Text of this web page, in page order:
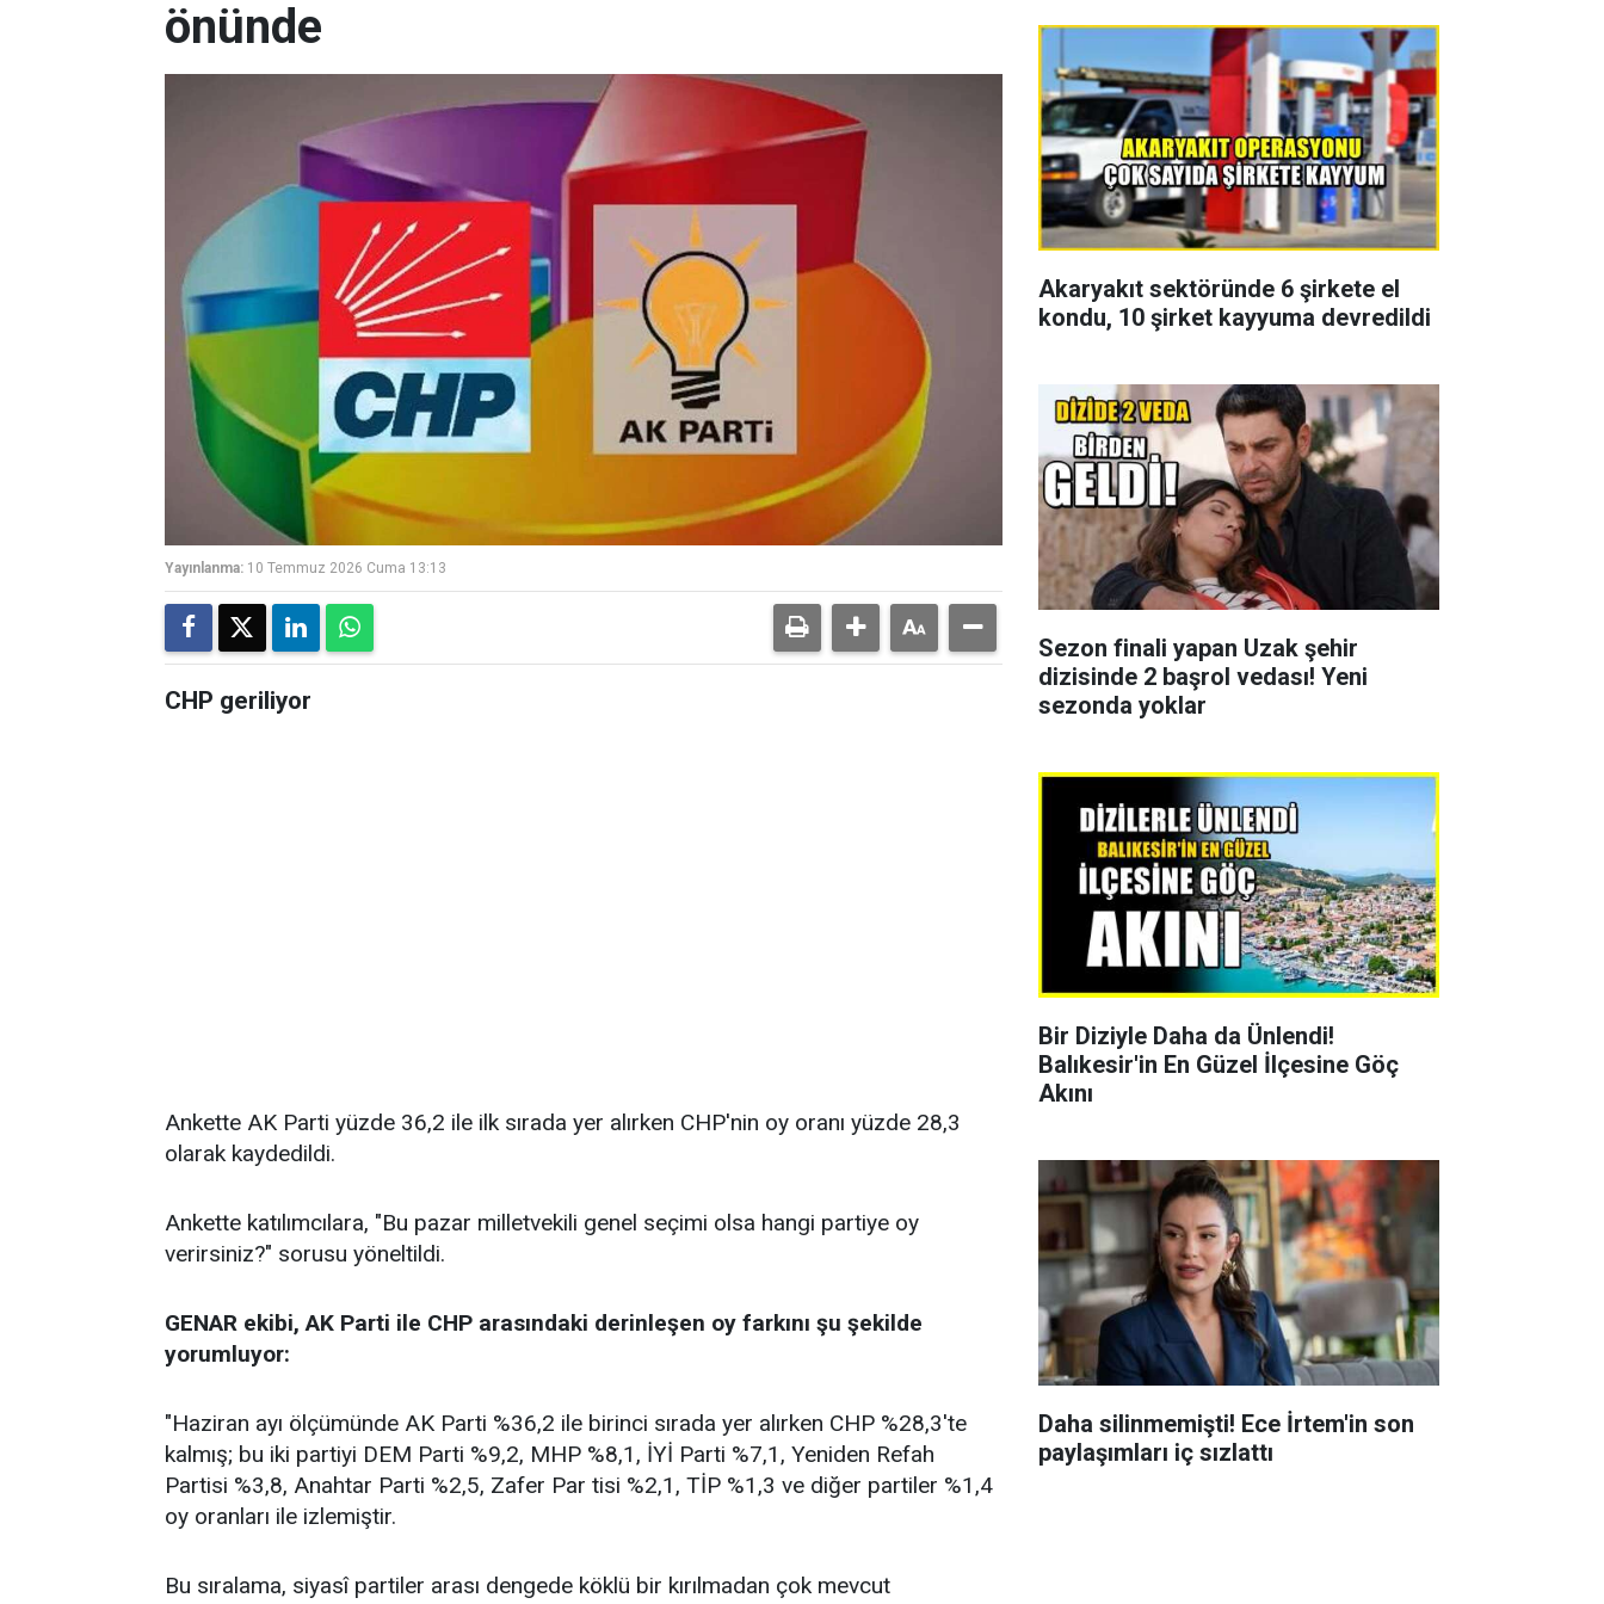
önünde
Yayınlanma: 10 Temmuz 2026 Cuma 13:13
CHP geriliyor
Ankette AK Parti yüzde 36,2 ile ilk sırada yer alırken CHP'nin oy oranı yüzde 28,3
olarak kaydedildi.
Ankette katılımcılara, "Bu pazar milletvekili genel seçimi olsa hangi partiye oy
verirsiniz?" sorusu yöneltildi.
GENAR ekibi, AK Parti ile CHP arasındaki derinleşen oy farkını şu şekilde
yorumluyor:
"Haziran ayı ölçümünde AK Parti %36,2 ile birinci sırada yer alırken CHP %28,3'te
kalmış; bu iki partiyi DEM Parti %9,2, MHP %8,1, İYİ Parti %7,1, Yeniden Refah
Partisi %3,8, Anahtar Parti %2,5, Zafer Par tisi %2,1, TİP %1,3 ve diğer partiler %1,4
oy oranları ile izlemiştir.
Bu sıralama, siyasî partiler arası dengede köklü bir kırılmadan çok mevcut
Akaryakıt sektöründe 6 şirkete el
kondu, 10 şirket kayyuma devredildi
Sezon finali yapan Uzak şehir
dizisinde 2 başrol vedası! Yeni
sezonda yoklar
Bir Diziyle Daha da Ünlendi!
Balıkesir'in En Güzel İlçesine Göç
Akını
Daha silinmemişti! Ece İrtem'in son
paylaşımları iç sızlattı